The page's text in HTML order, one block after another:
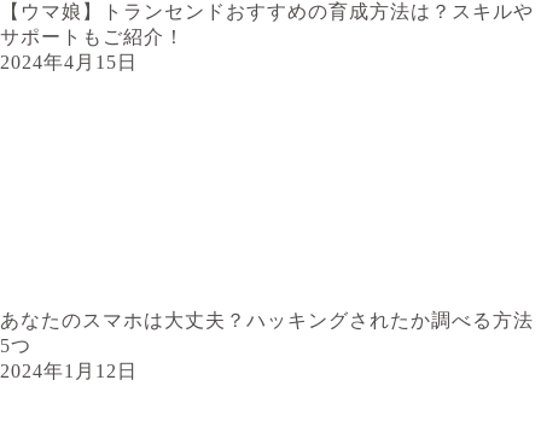
【ウマ娘】トランセンドおすすめの育成方法は？スキルや
サポートもご紹介！
2024年4月15日
あなたのスマホは大丈夫？ハッキングされたか調べる方法
5つ
2024年1月12日